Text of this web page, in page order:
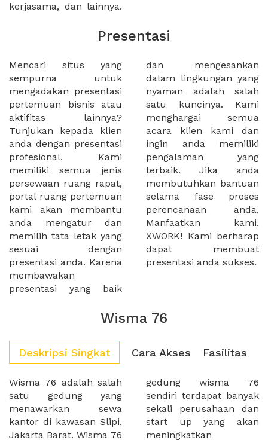
kerjasama, dan lainnya.
Presentasi
Mencari situs yang
sempurna untuk
mengadakan presentasi
pertemuan bisnis atau
aktifitas lainnya?
Tunjukan kepada klien
anda dengan presentasi
profesional. Kami
memiliki semua jenis
persewaan ruang rapat,
portal ruang pertemuan
kami akan membantu
anda mengatur dan
memilih tata letak yang
sesuai dengan
presentasi anda. Karena
membawakan
presentasi yang baik
dan mengesankan
dalam lingkungan yang
nyaman adalah salah
satu kuncinya. Kami
menghargai semua
acara klien kami dan
ingin anda memiliki
pengalaman yang
terbaik. Jika anda
membutuhkan bantuan
selama fase proses
perencanaan anda.
Manfaatkan kami,
XWORK! Kami berharap
dapat membuat
presentasi anda sukses.
Wisma 76
Deskripsi Singkat Cara Akses Fasilitas
Wisma 76 adalah salah
satu gedung yang
menawarkan sewa
kantor di kawasan Slipi,
Jakarta Barat. Wisma 76
gedung wisma 76
sendiri terdapat banyak
sekali perusahaan dan
start up yang akan
meningkatkan